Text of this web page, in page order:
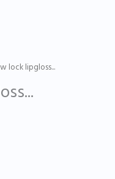
lock lipgloss...